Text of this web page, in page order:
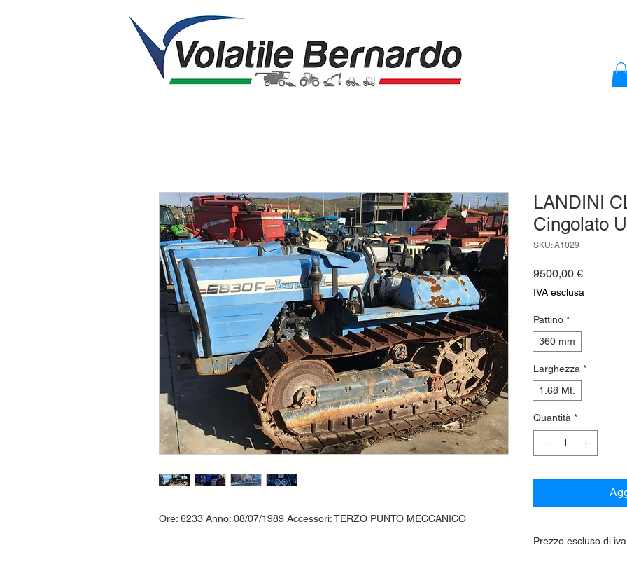
Ore: 6233 Anno: 08/07/1989 Accessori: TERZO PUNTO MECCANICO
LANDINI
Cingolato
SKU: A1029
9500,00 €Prezzo
IVA esclusa
Pattino *
360 mm
Larghezza *
1.68 Mt.
Quantità *
Prezzo escluso di iva.